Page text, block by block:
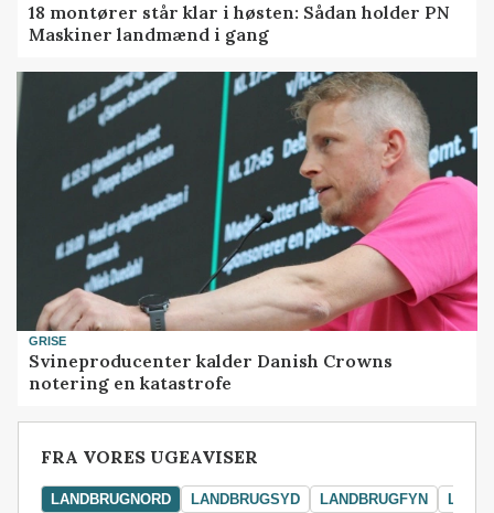
18 montører står klar i høsten: Sådan holder PN
Maskiner landmænd i gang
GRISE
Svineproducenter kalder Danish Crowns
notering en katastrofe
FRA VORES UGEAVISER
LANDBRUGNORD LANDBRUGSYD LANDBRUGFYN